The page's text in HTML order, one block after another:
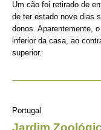
Um cão foi retirado de
de ter estado nove dias
donos. Aparentemente,
inferior da casa, ao
superior.
Portugal
Jardim